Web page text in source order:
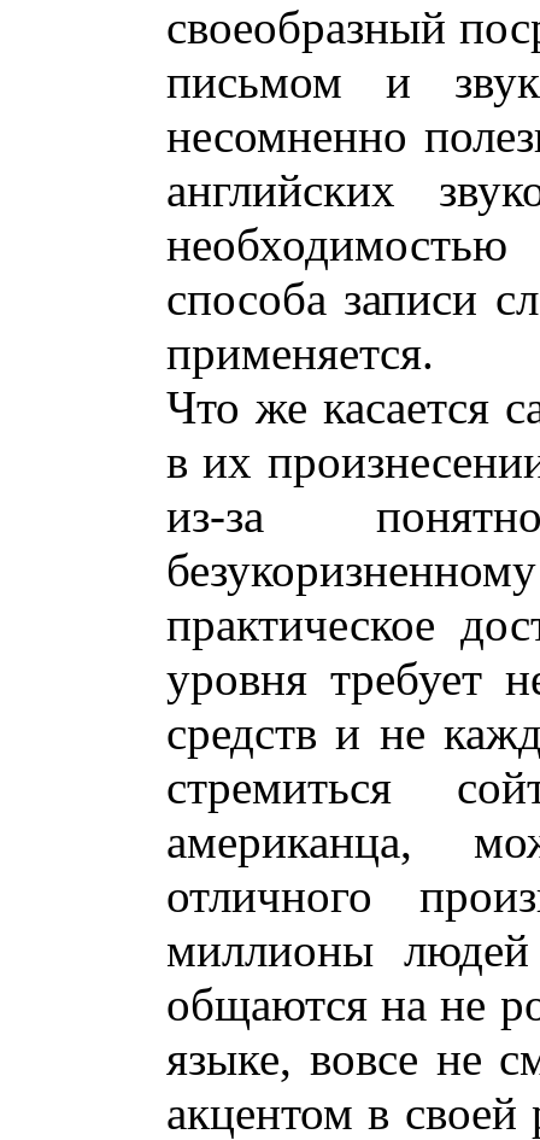
своеобразный
письмом и
несомненно
английских
способа записи
применяется.
Что же касается
в их
из-за
практическое
уровня требует
средств и не
стремиться
американца,
отличного
миллионы
общаются на не
языке, вовсе не
акцентом в